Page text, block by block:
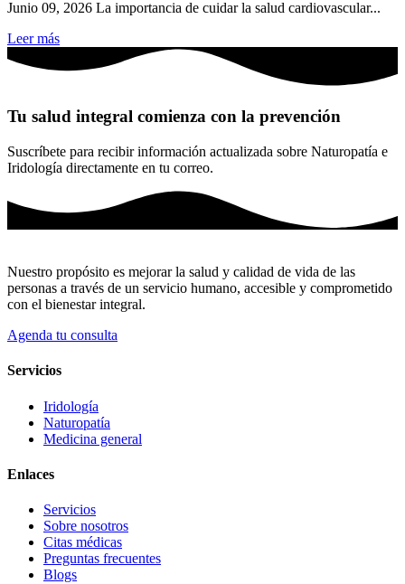
Junio 09, 2026 La importancia de cuidar la salud cardiovascular...
Leer más
Tu salud integral comienza con la prevención
Suscríbete para recibir información actualizada sobre Naturopatía e
Iridología directamente en tu correo.
Nuestro propósito es mejorar la salud y calidad de vida de las
personas a través de un servicio humano, accesible y comprometido
con el bienestar integral.
Agenda tu consulta
Servicios
Iridología
Naturopatía
Medicina general
Enlaces
Servicios
Sobre nosotros
Citas médicas
Preguntas frecuentes
Blogs